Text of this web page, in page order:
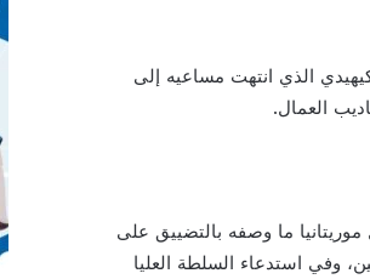
الذي انتهت مساعيه إلى
العمال.
موريتانيا ما وصفه بالتضييق على
وفي استدعاء السلطة العليا